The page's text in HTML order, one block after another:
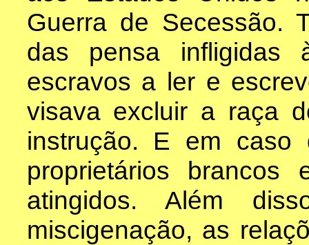
Guerra de Secessão.
das pensa infligidas
escravos a ler e
visava excluir a raça
instrução. E em caso
proprietários
atingidos. Além
miscigenação, as